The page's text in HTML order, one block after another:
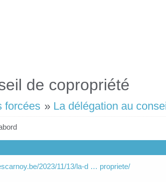
de copropriété
forcées » La délégation au
2023/11/13/la-d … propriete/